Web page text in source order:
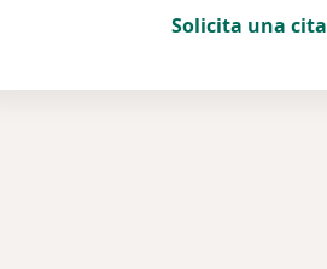
Solicita una cita